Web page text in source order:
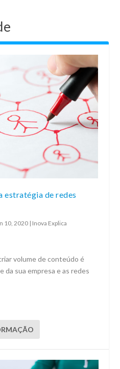
estratégia de redes
10, 2020 | Inova Explica
volume de conteúdo é
da sua empresa e as redes